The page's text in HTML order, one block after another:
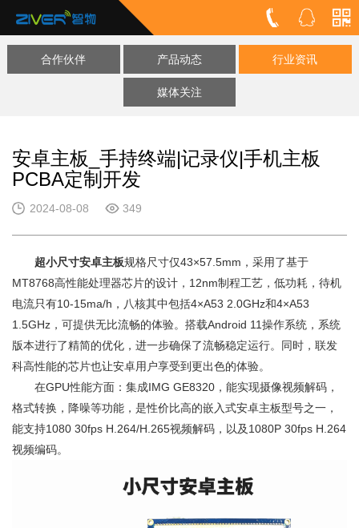
合作伙伴 产品动态 行业资讯
媒体关注
安卓主板_手持终端|记录仪|手机主板
PCBA定制开发
2024-08-08 349
超小尺寸安卓主板规格尺寸仅43×57.5mm，采用了基于
MT8768高性能处理器芯片的设计，12nm制程工艺，低功耗，待机
电流只有10-15ma/h，八核其中包括4×A53 2.0GHz和4×A53
1.5GHz，可提供无比流畅的体验。搭载Android 11操作系统，系统
版本进行了精简的优化，进一步确保了流畅稳定运行。同时，联发
科高性能的芯片也让安卓用户享受到更出色的体验。
在GPU性能方面：集成IMG GE8320，能实现摄像视频解码，
格式转换，降噪等功能，是性价比高的嵌入式安卓主板型号之一，
能支持1080 30fps H.264/H.265视频解码，以及1080P 30fps H.264
视频编码。